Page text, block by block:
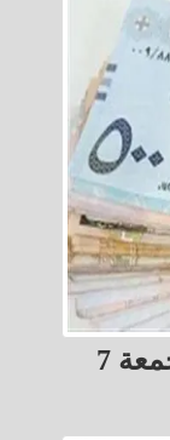
أسعار الريال السعودي اليوم الجمعة 7